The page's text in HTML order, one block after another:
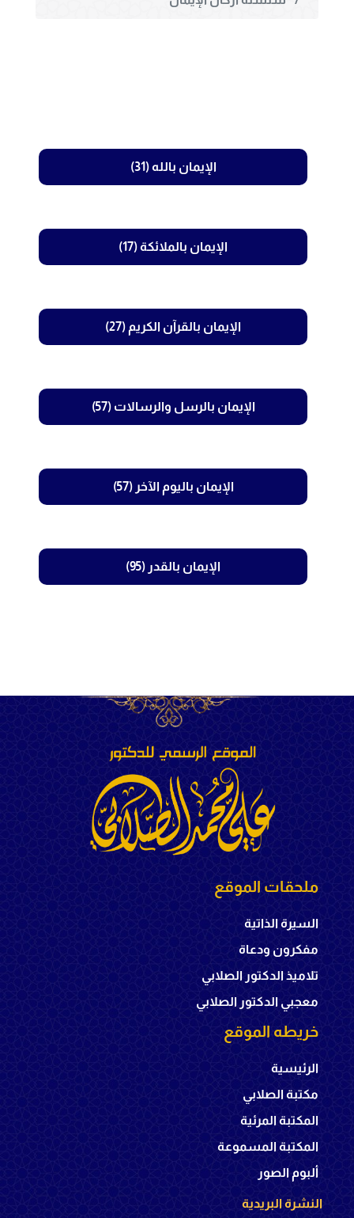
الإيمان بالله (31)
الإيمان بالملائكة (17)
الإيمان بالقرآن الكريم (27)
الإيمان بالرسل والرسالات (57)
الإيمان باليوم الآخر (57)
الإيمان بالقدر (95)
ملحقات الموقع
السيرة الذاتية
مفكرون ودعاة
تلاميذ الدكتور الصلابي
معجبي الدكتور الصلابي
خريطه الموقع
الرئيسية
مكتبة الصلابي
المكتبة المرئية
المكتبة المسموعة
ألبوم الصور
النشرة البريدية